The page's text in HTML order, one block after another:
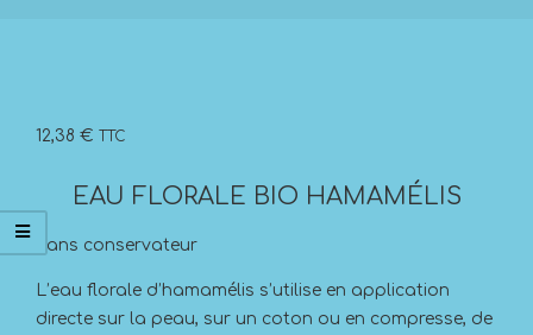
12,38 € TTC
EAU FLORALE BIO HAMAMÉLIS
Sans conservateur
L’eau florale d’hamamélis s’utilise en application
directe sur la peau, sur un coton ou en compresse, de